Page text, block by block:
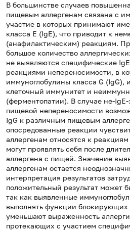
В большинстве случаев
пищевым аллергенам связана с
участие в которых принимают
класса Е (IgE), что приводит к
(анафилактическим) реакциям.
большое количество
не выявляются специфические
реакциями непереносимости, в
иммуноглобулины класса G
клеточный иммунитет и
(ферментопатии). В случае не-
пищевой непереносимости
IgG к различным пищевым
опосредованные реакции
аллергенам относятся к
могут проявлять себя после
аллергена с пищей. Значение
аллергенам остается
интерпретация результатов
положительный результат может
так как выявленные
выполнять функции блокирующих
уменьшают выраженность
протекающих с участием